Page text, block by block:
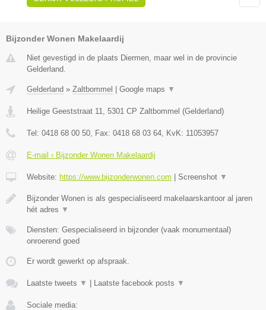
Bijzonder Wonen Makelaardij
Niet gevestigd in de plaats Diermen, maar wel in de provincie
Gelderland.
Gelderland » Zaltbommel | Google maps ▼
Heilige Geeststraat 11 5301 CP Zaltbommel (Gelderland)
Tel: 0418 68 00 50 , Fax: 0418 68 03 64 , KvK: 11053957
E-mail › Bijzonder Wonen Makelaardij
Website: https://www.bijzonderwonen.com | Screenshot ▼
Bijzonder Wonen is als gespecialiseerd makelaarskantoor al jaren
hét adres ▼
Diensten: Gespecialiseerd in bijzonder (vaak monumentaal)
onroerend goed
Er wordt gewerkt op afspraak.
Laatste tweets ▼ | Laatste facebook posts ▼
Sociale media: